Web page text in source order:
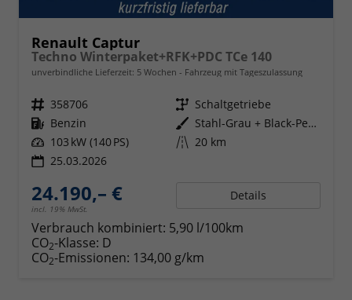
Renault Captur
Techno Winterpaket+RFK+PDC TCe 140
unverbindliche Lieferzeit: 5 Wochen Fahrzeug mit Tageszulassung
Fahrzeugnr. 358706 Getriebe Schaltgetriebe
Kraftstoff Benzin Außenfarbe
Stahl-Grau + Black-Pearl-Schwarz
Leistung 103 kW (140 PS) Kilometerstand 20 km
25.03.2026
24.190,– €
incl. 19% MwSt.
Details
Verbrauch kombiniert: 5,90 l/100km
CO2-Klasse: D
CO2-Emissionen: 134,00 g/km